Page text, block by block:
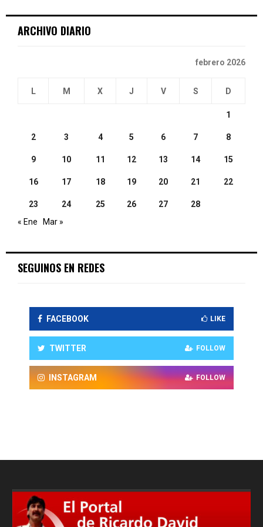
ARCHIVO DIARIO
febrero 2026
L M X J V S D
1
2 3 4 5 6 7 8
9 10 11 12 13 14 15
16 17 18 19 20 21 22
23 24 25 26 27
28
« Ene
Mar »
SEGUINOS EN REDES
FACEBOOK LIKE
TWITTER FOLLOW
INSTAGRAM FOLLOW